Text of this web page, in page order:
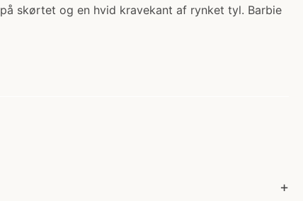
skørtet og en hvid kravekant af rynket tyl. Barbie